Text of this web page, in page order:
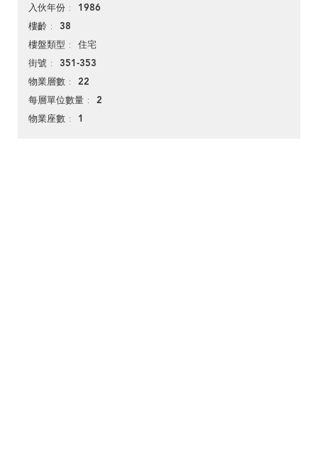
入伙年份 1986
樓齡 38
樓盤類型 住宅
街號 351-353
物業層數 22
每層單位數量 2
物業座數 1